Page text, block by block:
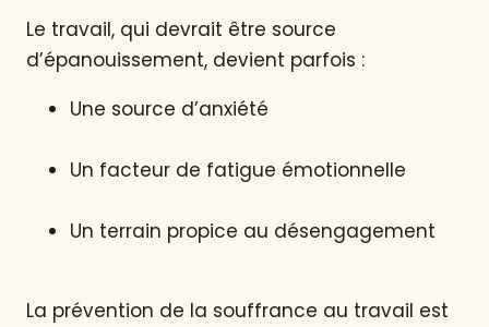
Le travail, qui devrait être source
d’épanouissement, devient parfois :
Une source d’anxiété
Un facteur de fatigue émotionnelle
Un terrain propice au désengagement
La prévention de la souffrance au travail est